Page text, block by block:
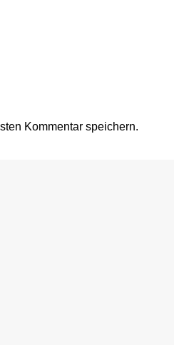
Kommentar speichern.